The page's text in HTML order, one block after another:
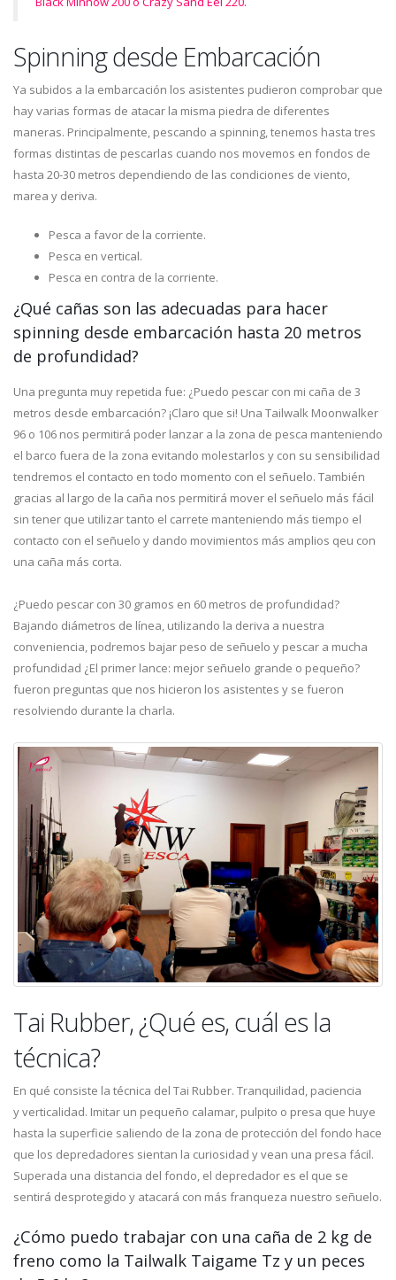
Spinning desde Embarcación
Ya subidos a la embarcación los asistentes pudieron comprobar que
hay varias formas de atacar la misma piedra de diferentes
maneras. Principalmente, pescando a spinning, tenemos hasta tres
formas distintas de pescarlas cuando nos movemos en fondos de
hasta 20-30 metros dependiendo de las condiciones de viento,
marea y deriva.
Pesca a favor de la corriente.
Pesca en vertical.
Pesca en contra de la corriente.
¿Qué cañas son las adecuadas para hacer
spinning desde embarcación hasta 20 metros
de profundidad?
Una pregunta muy repetida fue: ¿Puedo pescar con mi caña de 3
metros desde embarcación? ¡Claro que si! Una Tailwalk Moonwalker
96 o 106 nos permitirá poder lanzar a la zona de pesca manteniendo
el barco fuera de la zona evitando molestarlos y con su sensibilidad
tendremos el contacto en todo momento con el señuelo. También
gracias al largo de la caña nos permitirá mover el señuelo más fácil
sin tener que utilizar tanto el carrete manteniendo más tiempo el
contacto con el señuelo y dando movimientos más amplios qeu con
una caña más corta.
¿Puedo pescar con 30 gramos en 60 metros de profundidad?
Bajando diámetros de línea, utilizando la deriva a nuestra
conveniencia, podremos bajar peso de señuelo y pescar a mucha
profundidad ¿El primer lance: mejor señuelo grande o pequeño?
fueron preguntas que nos hicieron los asistentes y se fueron
resolviendo durante la charla.
Tai Rubber, ¿Qué es, cuál es la
técnica?
En qué consiste la técnica del Tai Rubber. Tranquilidad, paciencia
y verticalidad. Imitar un pequeño calamar, pulpito o presa que huye
hasta la superficie saliendo de la zona de protección del fondo hace
que los depredadores sientan la curiosidad y vean una presa fácil.
Superada una distancia del fondo, el depredador es el que se
sentirá desprotegido y atacará con más franqueza nuestro señuelo.
¿Cómo puedo trabajar con una caña de 2 kg de
freno como la Tailwalk Taigame Tz y un peces